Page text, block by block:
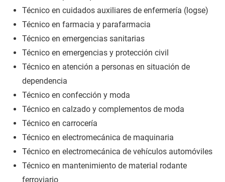
Técnico en cuidados auxiliares de enfermería (logse)
Técnico en farmacia y parafarmacia
Técnico en emergencias sanitarias
Técnico en emergencias y protección civil
Técnico en atención a personas en situación de
dependencia
Técnico en confección y moda
Técnico en calzado y complementos de moda
Técnico en carrocería
Técnico en electromecánica de maquinaria
Técnico en electromecánica de vehículos automóviles
Técnico en mantenimiento de material rodante
ferroviario